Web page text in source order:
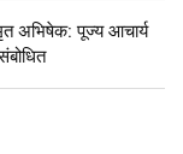
अभिषेक: पूज्य आचार्य